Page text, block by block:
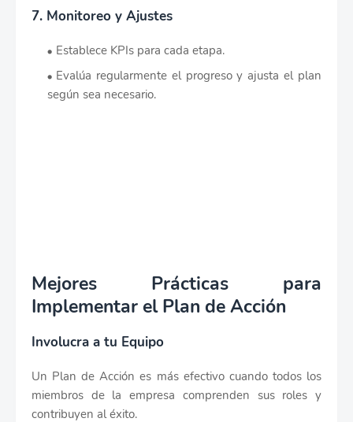
7. Monitoreo y Ajustes
Establece KPIs para cada etapa.
Evalúa regularmente el progreso y ajusta el plan
según sea necesario.
Mejores Prácticas para
Implementar el Plan de Acción
Involucra a tu Equipo
Un Plan de Acción es más efectivo cuando todos los
miembros de la empresa comprenden sus roles y
contribuyen al éxito.